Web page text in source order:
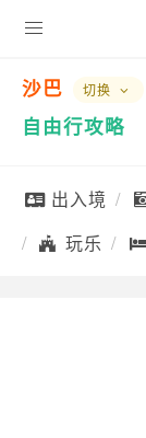
沙巴 切换
自由行攻略
出入境
玩乐